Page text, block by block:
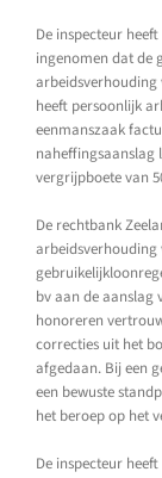
De inspecteur
ingenomen dat de
arbeidsverhouding
heeft persoonlijk
eenmanszaak
naheffingsaanslag
vergrijpboete van
De rechtbank
bv aan de aanslag
honoreren
correcties uit het
afgedaan. Bij een
een bewuste
het beroep op het
De inspecteur